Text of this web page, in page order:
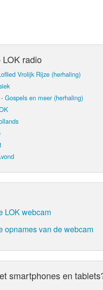
radio
Vrolijk Rijze (herhaling)
Gospels en meer (herhaling)
LOK webcam
opnames van de webcam
smartphones en